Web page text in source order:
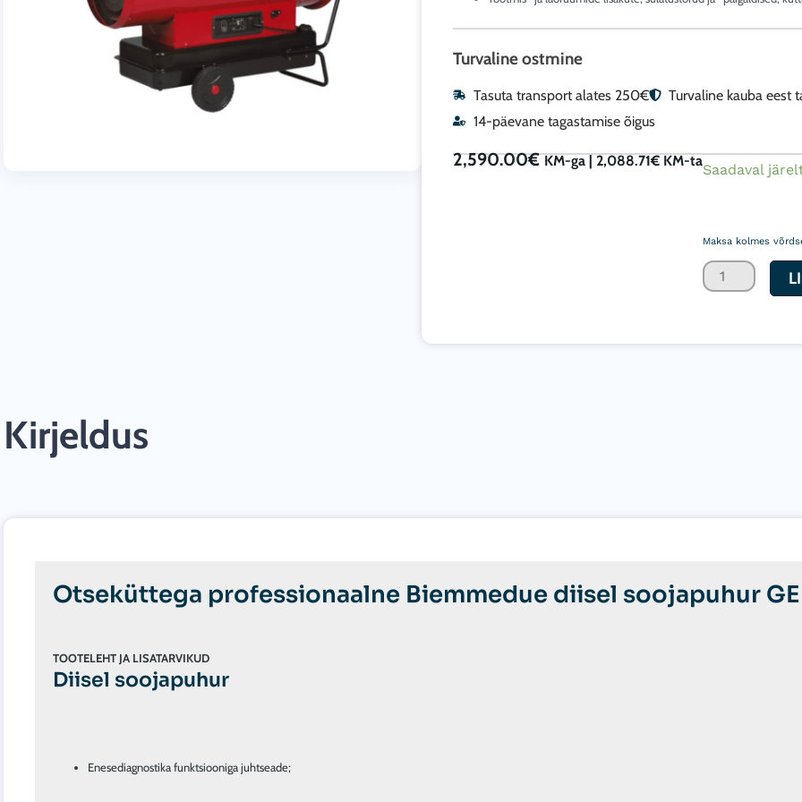
Turvaline ostmine
Tasuta transport alates 250€
Turvaline kauba eest
14-päevane tagastamise õigus
2,590.00€ KM-ga |2,088.71€KM-ta
Saadaval
Maksa kolmes
Otseküttega
diisel
soojapuhur
Kirjeldus
Otseküttega professionaalne Biemmedue diisel soojapuhur GE
TOOTELEHT JA LISATARVIKUD
Diisel soojapuhur
Enesediagnostika funktsiooniga juhtseade;